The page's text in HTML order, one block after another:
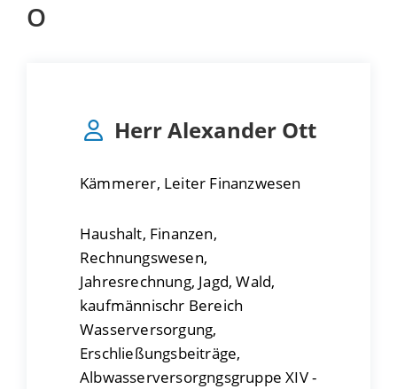
O
HerrAlexander Ott
Kämmerer, Leiter Finanzwesen
Haushalt, Finanzen,
Rechnungswesen,
Jahresrechnung, Jagd, Wald,
kaufmännischr Bereich
Wasserversorgung,
Erschließungsbeiträge,
Albwasserversorgngsgruppe XIV -